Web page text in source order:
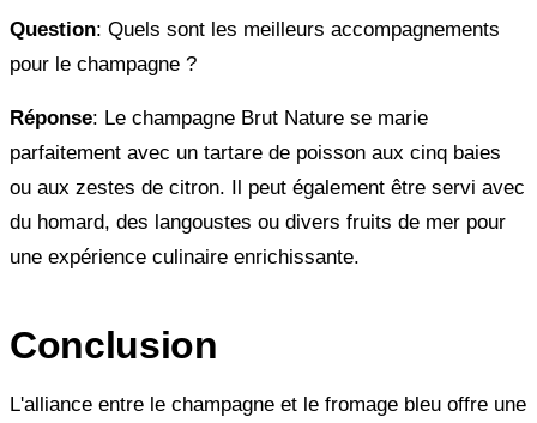
Question: Quels sont les meilleurs accompagnements
pour le champagne ?
Réponse: Le champagne Brut Nature se marie
parfaitement avec un tartare de poisson aux cinq baies
ou aux zestes de citron. Il peut également être servi avec
du homard, des langoustes ou divers fruits de mer pour
une expérience culinaire enrichissante.
Conclusion
L'alliance entre le champagne et le fromage bleu offre une